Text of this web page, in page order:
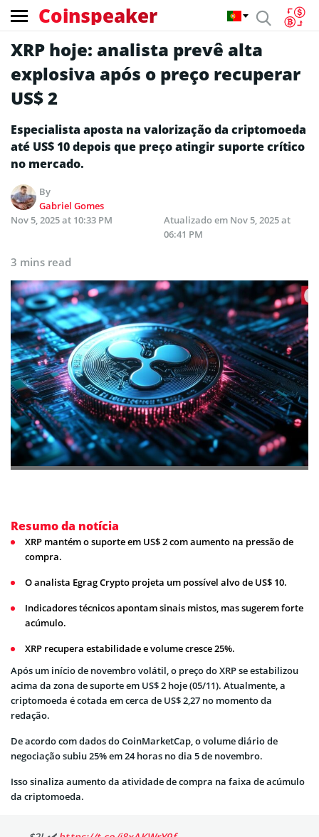
Coinspeaker
XRP hoje: analista prevê alta
explosiva após o preço recuperar
US$ 2
Especialista aposta na valorização da criptomoeda
até US$ 10 depois que preço atingir suporte crítico
no mercado.
By
Gabriel Gomes
Nov 5, 2025 at 10:33 PM
Atualizado em Nov 5, 2025 at
06:41 PM
3 mins read
Resumo da notícia
XRP mantém o suporte em US$ 2 com aumento na pressão de
compra.
O analista Egrag Crypto projeta um possível alvo de US$ 10.
Indicadores técnicos apontam sinais mistos, mas sugerem forte
acúmulo.
XRP recupera estabilidade e volume cresce 25%.
Após um início de novembro volátil, o preço do XRP se estabilizou
acima da zona de suporte em US$ 2 hoje (05/11). Atualmente, a
criptomoeda é cotada em cerca de US$ 2,27 no momento da
redação.
De acordo com dados do CoinMarketCap, o volume diário de
negociação subiu 25% em 24 horas no dia 5 de novembro.
Isso sinaliza aumento da atividade de compra na faixa de acúmulo
da criptomoeda.